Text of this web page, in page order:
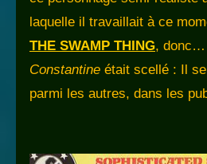
laquelle il travaillait à ce
THE SWAMP THING, donc…
Constantine était scellé : Il
parmi les autres, dans les